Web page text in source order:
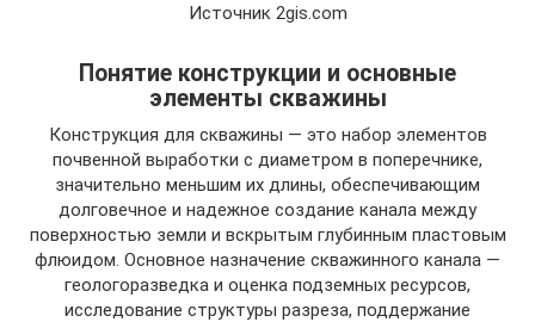
Источник 2gis.com
Понятие конструкции и основные
элементы скважины
Конструкция для скважины — это набор элементов
почвенной выработки с диаметром в поперечнике,
значительно меньшим их длины, обеспечивающим
долговечное и надежное создание канала между
поверхностью земли и вскрытым глубинным пластовым
флюидом. Основное назначение скважинного канала —
геологоразведка и оценка подземных ресурсов,
исследование структуры разреза, поддержание